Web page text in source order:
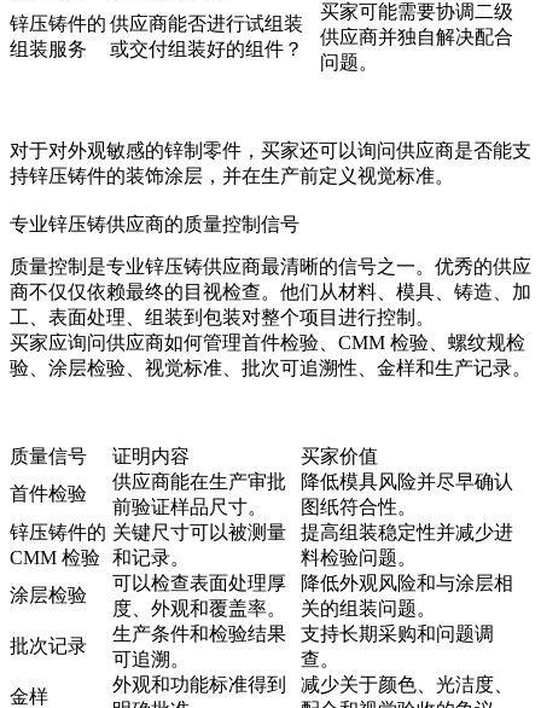
锌压铸件的
组装服务
供应商能否进行试组装
或交付组装好的组件？
买家可能需要协调二级
供应商并独自解决配合
问题。
对于对外观敏感的锌制零件，买家还可以询问供应商是否能支
持锌压铸件的装饰涂层 ，并在生产前定义视觉标准。
专业锌压铸供应商的质量控制信号
质量控制是专业锌压铸供应商最清晰的信号之一。优秀的供应
商不仅仅依赖最终的目视检查。他们从材料、模具、铸造、加
工、表面处理、组装到包装对整个项目进行控制。
买家应询问供应商如何管理首件检验、CMM 检验、螺纹规检
验、涂层检验、视觉标准、批次可追溯性、金样和生产记录。
质量信号 证明内容
买家价值
首件检验
供应商能在生产审批
前验证样品尺寸。
降低模具风险并尽早确认
图纸符合性。
锌压铸件的
CMM 检验
关键尺寸可以被测量
和记录。
提高组装稳定性并减少进
料检验问题。
涂层检验
可以检查表面处理厚
度、外观和覆盖率。
降低外观风险和与涂层相
关的组装问题。
批次记录
生产条件和检验结果
可追溯。
支持长期采购和问题调
查。
金样
外观和功能标准得到
减少关于颜色、光洁度、